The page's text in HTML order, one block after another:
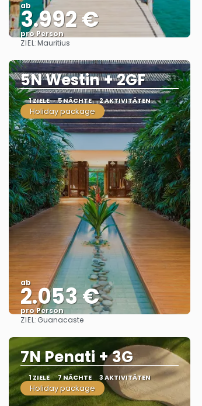
ab
3.992 €
pro Person
ZIEL:Mauritius
5N Westin + 2GF
1 ZIELE 5 NÄCHTE 2 AKTIVITÄTEN
Holiday package
ab
2.053 €
pro Person
ZIEL:Guanacaste
7N Penati + 3G
1 ZIELE 7 NÄCHTE 3 AKTIVITÄTEN
Holiday package